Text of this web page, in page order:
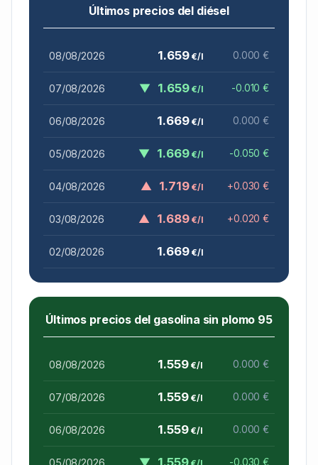
Últimos precios del diésel
08/08/2026 1.659€/l 0.000 €
07/08/2026 ▼ 1.659€/l -0.010 €
06/08/2026 1.669€/l 0.000 €
05/08/2026 ▼ 1.669€/l -0.050 €
04/08/2026 ▲ 1.719€/l +0.030 €
03/08/2026 ▲ 1.689€/l +0.020 €
02/08/2026 1.669€/l
Últimos precios del gasolina sin plomo 95
08/08/2026 1.559€/l 0.000 €
07/08/2026 1.559€/l 0.000 €
06/08/2026 1.559€/l 0.000 €
05/08/2026 ▼ 1.559€/l -0.030 €